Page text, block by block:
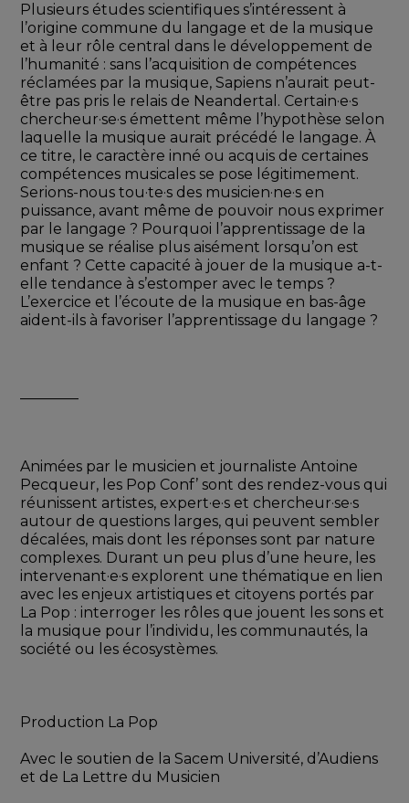
Plusieurs études scientifiques s’intéressent à
l’origine commune du langage et de la musique
et à leur rôle central dans le développement de
l’humanité : sans l’acquisition de compétences
réclamées par la musique, Sapiens n’aurait peut-
être pas pris le relais de Neandertal. Certain·e·s
chercheur·se·s émettent même l’hypothèse selon
laquelle la musique aurait précédé le langage. À
ce titre, le caractère inné ou acquis de certaines
compétences musicales se pose légitimement.
Serions-nous tou·te·s des musicien·ne·s en
puissance, avant même de pouvoir nous exprimer
par le langage ? Pourquoi l’apprentissage de la
musique se réalise plus aisément lorsqu’on est
enfant ? Cette capacité à jouer de la musique a-t-
elle tendance à s’estomper avec le temps ?
L’exercice et l’écoute de la musique en bas-âge
aident-ils à favoriser l’apprentissage du langage ?
Animées par le musicien et journaliste Antoine
Pecqueur, les Pop Conf’ sont des rendez-vous qui
réunissent artistes, expert·e·s et chercheur·se·s
autour de questions larges, qui peuvent sembler
décalées, mais dont les réponses sont par nature
complexes. Durant un peu plus d’une heure, les
intervenant·e·s explorent une thématique en lien
avec les enjeux artistiques et citoyens portés par
La Pop : interroger les rôles que jouent les sons et
la musique pour l’individu, les communautés, la
société ou les écosystèmes.
Production La Pop
Avec le soutien de la Sacem Université, d’Audiens
et de La Lettre du Musicien